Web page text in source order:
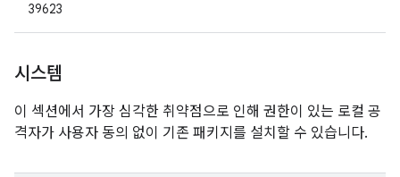
39623
시스템
이 섹션에서 가장 심각한 취약점으로 인해 권한이 있는 로컬 공
격자가 사용자 동의 없이 기존 패키지를 설치할 수 있습니다.